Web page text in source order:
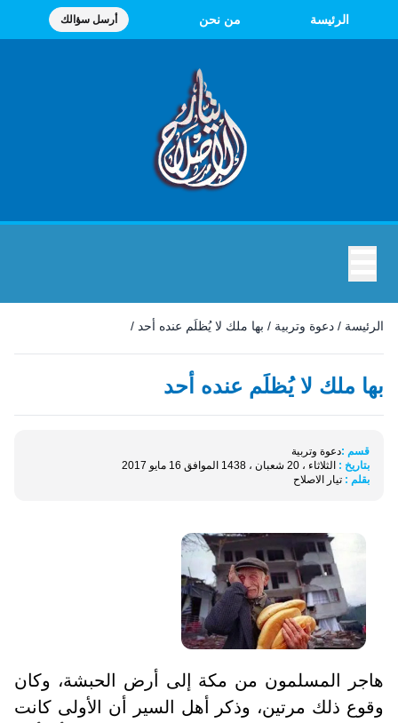
الرئيسة من نحن أرسل سؤالك
الرئيسة / دعوة وتربية / بها ملك لا يُظلَم عنده أحد /
بها ملك لا يُظلَم عنده أحد
قسم :دعوة وتربية
بتاريخ : الثلاثاء ، 20 شعبان ، 1438 الموافق 16 مايو 2017
بقلم : تيار الاصلاح
هاجر المسلمون من مكة إلى أرض الحبشة، وكان
وقوع ذلك مرتين، وذكر أهل السير أن الأولى كانت